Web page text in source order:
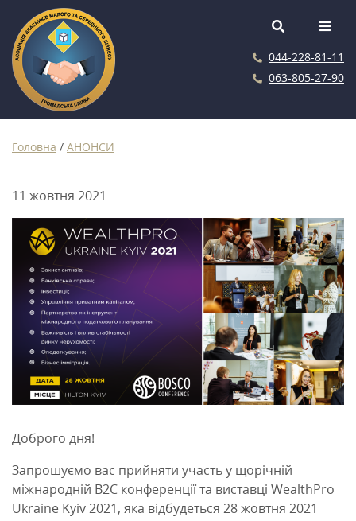
044-228-81-11
063-805-27-90
Головна / АНОНСИ
11 жовтня 2021
Доброго дня!
Запрошуємо вас прийняти участь у щорічній
міжнародній В2С конференції та виставці WealthPro
Ukraine Kyiv 2021, яка відбудеться 28 жовтня 2021